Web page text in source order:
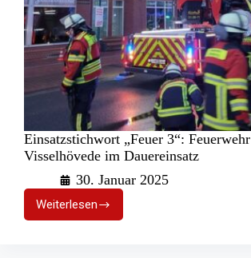
Einsatzstichwort „Feuer 3“: Feuerwehr
Visselhövede im Dauereinsatz
30. Januar 2025
WeiterlesenEinsatzstichwort
„Feuer